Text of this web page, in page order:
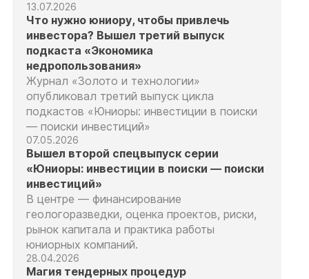
13.07.2026
Что нужно юниору, чтобы привлечь
инвестора? Вышел третий выпуск
подкаста «Экономика
недропользования»
Журнал «Золото и технологии»
опубликовал третий выпуск цикла
подкастов «Юниоры: инвестиции в поиски
— поиски инвестиций»
07.05.2026
Вышел второй спецвыпуск серии
«Юниоры: инвестиции в поиски — поиски
инвестиций»
В центре — финансирование
геологоразведки, оценка проектов, риски,
рынок капитала и практика работы
юниорных компаний.
28.04.2026
Магия тендерных процедур